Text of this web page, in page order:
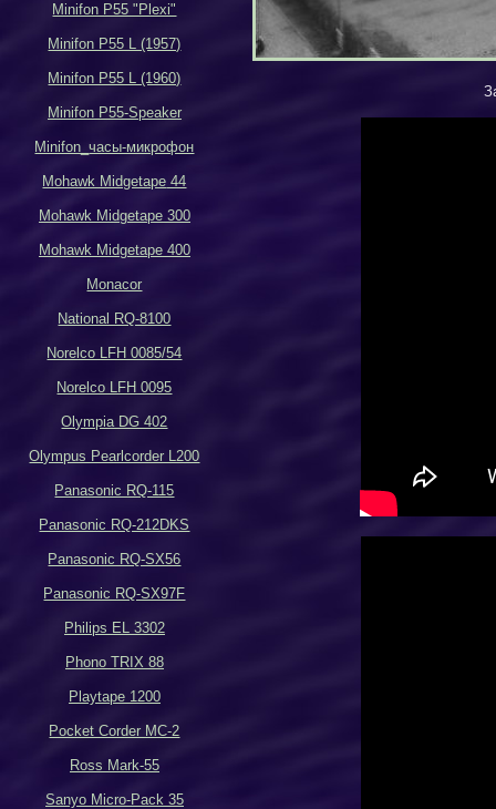
Minifon P55 "Plexi"
Minifon P55 L (1957)
Minifon P55 L (1960)
Minifon P55-Speaker
Minifon_часы-микрофон
Mohawk Midgetape 44
Mohawk Midgetape 300
Mohawk Midgetape 400
Monacor
National RQ-8100
Norelco LFH 0085/54
Norelco LFH 0095
Olympia DG 402
Olympus Pearlcorder L200
Panasonic RQ-115
Panasonic RQ-212DKS
Panasonic RQ-SX56
Panasonic RQ-SX97F
Philips EL 3302
Phono TRIX 88
Playtape 1200
Pocket Corder MC-2
Ross Mark-55
Sanyo Micro-Pack 35